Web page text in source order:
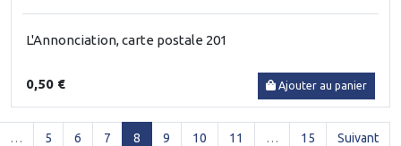
L'Annonciation, carte postale 201
0,50 € Ajouter au panier
… 5 6 7 8 (current)
9 10 11 … 15 Suivant